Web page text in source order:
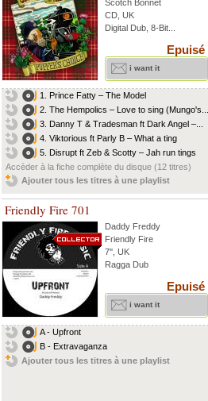
Scotch Bonnet
CD, UK
Digital Dub, 8-Bit...
Epuisé
i want it
1. Prince Fatty – The Model
2. The Hempolics – Love to sing (Mungo's...
3. Danny T & Tradesman ft Dark Angel –...
4. Viktorious ft Parly B – What a ting
5. Disrupt ft Zeb & Scotty – Jah run tings
Accèder à la fiche complète du disque (12 titres)
Ajouter tous les titres à une playlist
Friendly Fire 701
Daddy Freddy
Friendly Fire
7'', UK
Ragga Dub
Epuisé
i want it
A - Upfront
B - Extravaganza
Ajouter tous les titres à une playlist